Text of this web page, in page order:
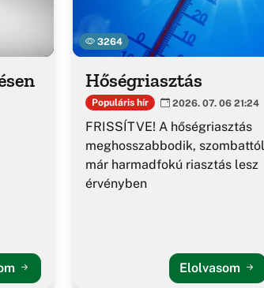
3264
Hőségriasztás
Populáris hír 2026. 07. 06 21:24
FRISSÍTVE! A hőségriasztás
meghosszabbodik, szombattól
már harmadfokú riasztás lesz
érvényben
Elolvasom